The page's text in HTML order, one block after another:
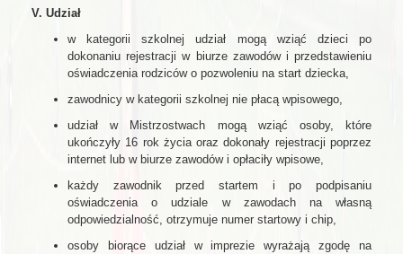
V. Udział
w kategorii szkolnej udział mogą wziąć dzieci po
dokonaniu rejestracji w biurze zawodów i przedstawieniu
oświadczenia rodziców o pozwoleniu na start dziecka,
zawodnicy w kategorii szkolnej nie płacą wpisowego,
udział w Mistrzostwach mogą wziąć osoby, które
ukończyły 16 rok życia oraz dokonały rejestracji poprzez
internet lub w biurze zawodów i opłaciły wpisowe,
każdy zawodnik przed startem i po podpisaniu
oświadczenia o udziale w zawodach na własną
odpowiedzialność, otrzymuje numer startowy i chip,
osoby biorące udział w imprezie wyrażają zgodę na